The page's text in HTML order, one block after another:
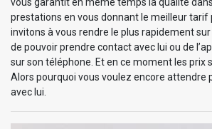
prestations en vous donnant le meilleur tarif
invitons à vous rendre le plus rapidement
de pouvoir prendre contact avec lui ou de
sur son téléphone. Et en ce moment les prix
Alors pourquoi vous voulez encore attendre
avec lui.